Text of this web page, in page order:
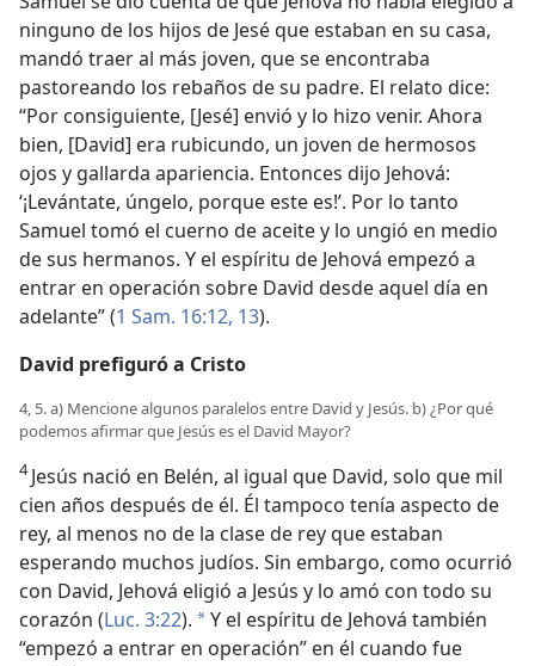
ninguno de los hijos de Jesé que estaban en su casa,
mandó traer al más joven, que se encontraba
pastoreando los rebaños de su padre. El relato dice:
“Por consiguiente, [Jesé] envió y lo hizo venir. Ahora
bien, [David] era rubicundo, un joven de hermosos
ojos y gallarda apariencia. Entonces dijo Jehová:
‘¡Levántate, úngelo, porque este es!’. Por lo tanto
Samuel tomó el cuerno de aceite y lo ungió en medio
de sus hermanos. Y el espíritu de Jehová empezó a
entrar en operación sobre David desde aquel día en
adelante” (1 Sam. 16:12, 13).
David prefiguró a Cristo
4, 5. a) Mencione algunos paralelos entre David y Jesús. b) ¿Por qué
podemos afirmar que Jesús es el David Mayor?
4Jesús nació en Belén, al igual que David, solo que mil
cien años después de él. Él tampoco tenía aspecto de
rey, al menos no de la clase de rey que estaban
esperando muchos judíos. Sin embargo, como ocurrió
con David, Jehová eligió a Jesús y lo amó con todo su
corazón (Luc. 3:22). *Y el espíritu de Jehová también
“empezó a entrar en operación” en él cuando fue